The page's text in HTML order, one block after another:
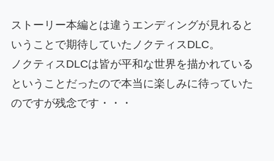
ストーリー本編とは違うエンディングが見れると
いうことで期待していたノクティスDLC。
ノクティスDLCは皆が平和な世界を描かれている
ということだったので本当に楽しみに待っていた
のですが残念です・・・